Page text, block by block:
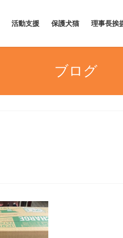
活動支援 保護犬猫 理事長挨
ブログ